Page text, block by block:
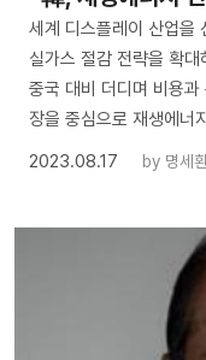
세계 디스플레이 산업을
실가스 절감 전략을 확
중국 대비 더디며 비용
장을 중심으로 재생에너
2023.08.17
by 명세